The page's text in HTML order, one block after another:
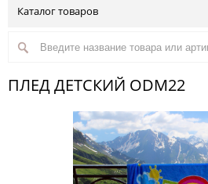
Каталог товаров
ПЛЕД ДЕТСКИЙ ODM22